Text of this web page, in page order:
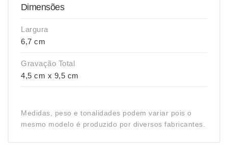
Dimensões
Largura
6,7 cm
Gravação Total
4,5 cm x 9,5 cm
Medidas, peso e tonalidades podem variar pois o
mesmo modelo é produzido por diversos fabricantes.